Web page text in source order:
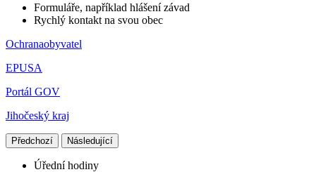
Formuláře, například hlášení závad
Rychlý kontakt na svou obec
Ochranaobyvatel
EPUSA
Portál GOV
Jihočeský kraj
Předchozí Následující
Úřední hodiny